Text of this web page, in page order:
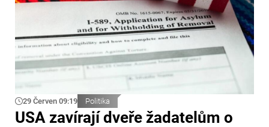
29 Červen 09:19 Politika
USA zavírají dveře žadatelům o